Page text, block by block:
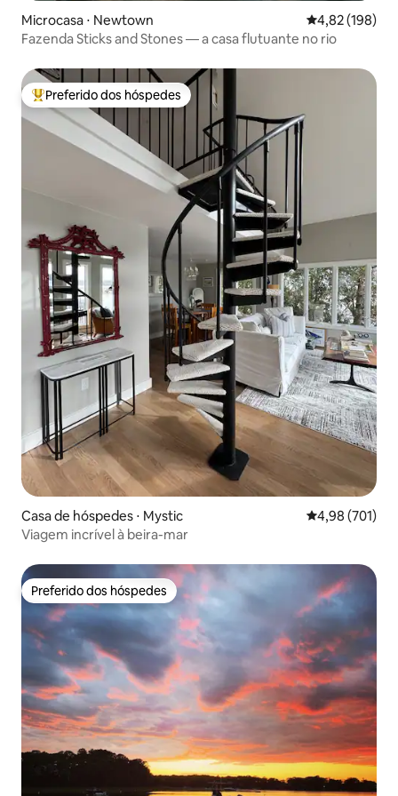
Microcasa ⋅ Newtown 4,82 de uma
4,82 (198)
Fazenda Sticks and Stones — a casa flutuante no rio
Entre os melhores preferidos dos hóspedes
Preferido dos hóspedes
Casa de hóspedes ⋅ Mystic 4,98 de uma
4,98 (701)
Viagem incrível à beira-mar
Preferido dos hóspedes
Preferido dos hóspedes